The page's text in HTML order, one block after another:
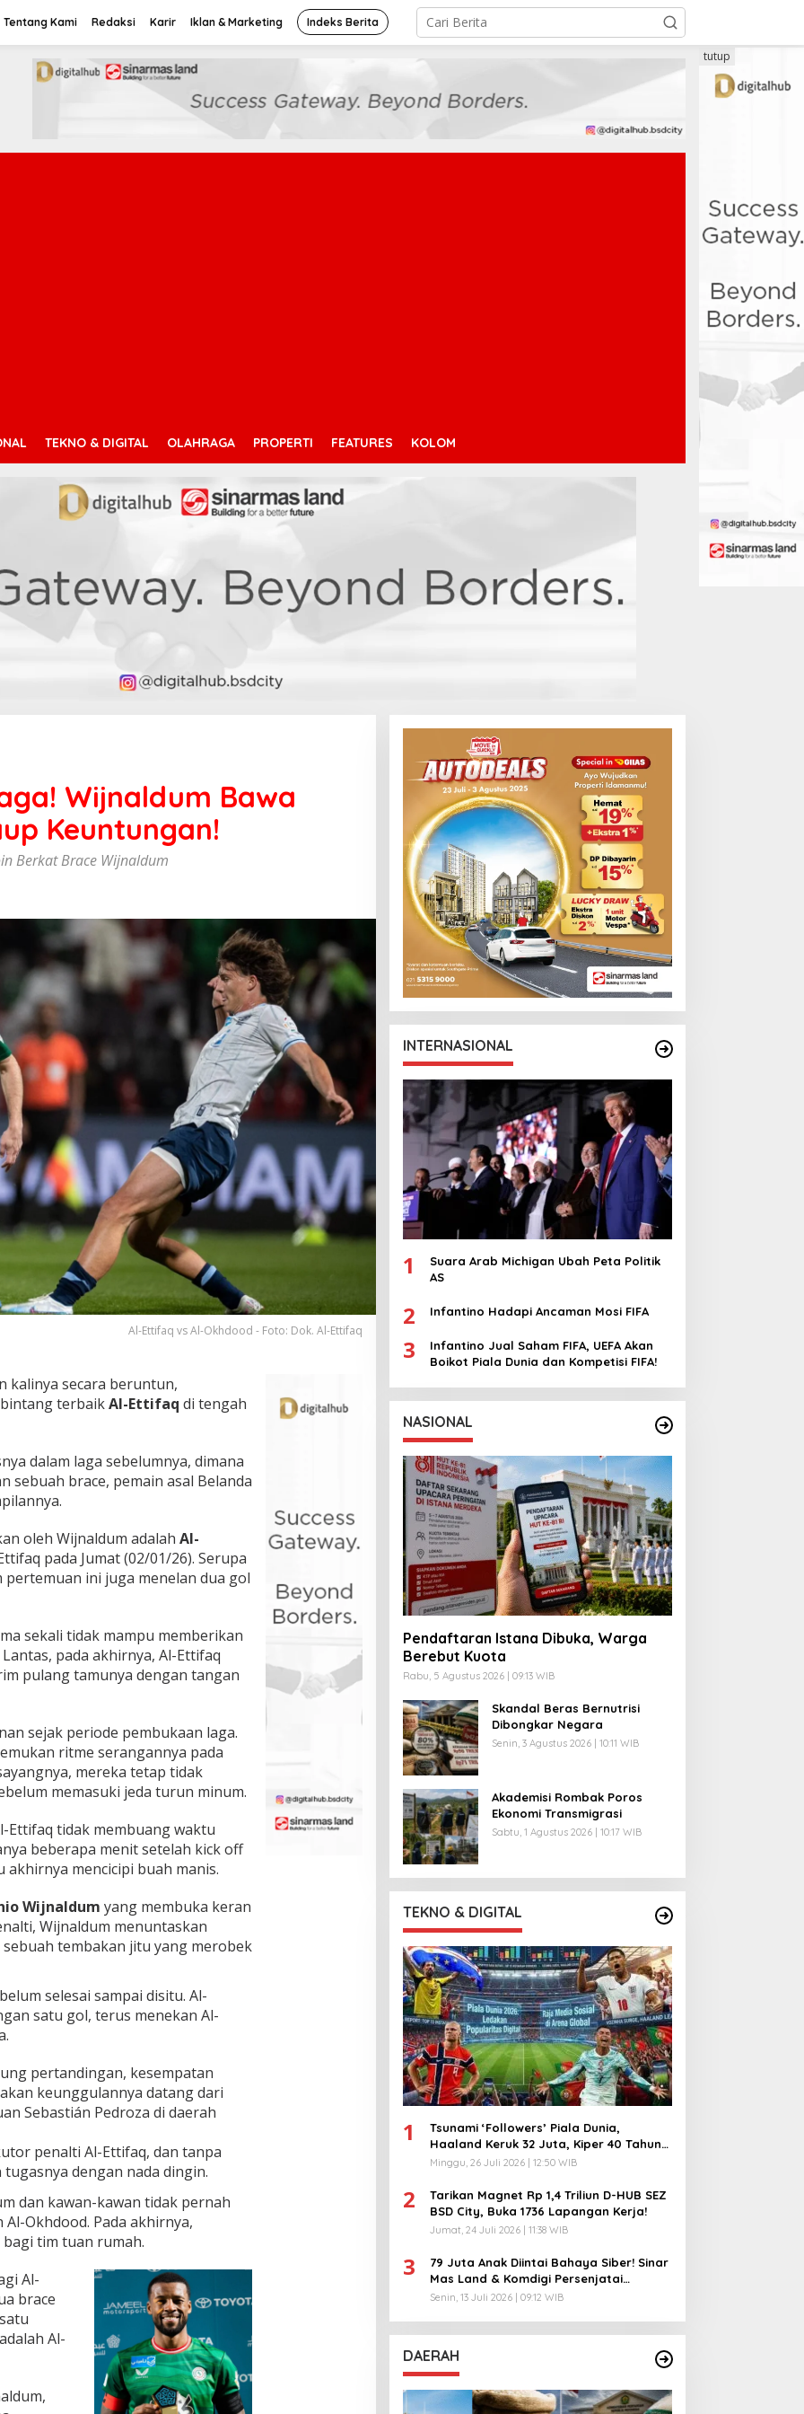
Tentang Kami Redaksi Karir Iklan & Marketing Indeks Berita
TEKNO & DIGITAL OLAHRAGA PROPERTI FEATURES KOLOM
tutup
Wijnaldum Bawa
Keuntungan!
Berkat Brace Wijnaldum
Al-Ettifaq vs Al-Okhdood - Foto: Dok. Al-Ettifaq
kalinya secara beruntun,
terbaikAl-Ettifaq di tengah
dalam laga sebelumnya, dimana
sebuah brace, pemain asal Belanda
oleh Wijnaldum adalah Al-
pada Jumat (02/01/26). Serupa
ini juga menelan dua gol
sekali tidak mampu memberikan
pada akhirnya, Al-Ettifaq
pulang tamunya dengan tangan
sejak periode pembukaan laga.
ritme serangannya pada
mereka tetap tidak
memasuki jeda turun minum.
Ettifaq tidak membuang waktu
beberapa menit setelah kick off
mencicipi buah manis.
Wijnaldum yang membuka keran
Wijnaldum menuntaskan
tembakan jitu yang merobek
selesai sampai disitu. Al-
satu gol, terus menekan Al-
pertandingan, kesempatan
keunggulannya datang dari
Sebastián Pedroza di daerah
penalti Al-Ettifaq, dan tanpa
dengan nada dingin.
dan kawan-kawan tidak pernah
Okhdood. Pada akhirnya,
tim tuan rumah.
Al-
brace
Al-
INTERNASIONAL
1
Suara Arab Michigan Ubah Peta Politik
AS
2 Infantino Hadapi Ancaman Mosi FIFA
3
Infantino Jual Saham FIFA, UEFA Akan
Boikot Piala Dunia dan Kompetisi FIFA!
NASIONAL
Pendaftaran Istana Dibuka, Warga
Berebut Kuota
Rabu, 5 Agustus 2026 | 09:13 WIB
Skandal Beras Bernutrisi
Dibongkar Negara
Senin, 3 Agustus 2026 | 10:11 WIB
Akademisi Rombak Poros
Ekonomi Transmigrasi
Sabtu, 1 Agustus 2026 | 10:17 WIB
TEKNO & DIGITAL
1
Tsunami ‘Followers’ Piala Dunia,
Haaland Keruk 32 Juta, Kiper 40 Tahun
Bikin Geger!
Minggu, 26 Juli 2026 | 12:50 WIB
2
Tarikan Magnet Rp 1,4 Triliun D-HUB SEZ
BSD City, Buka 1736 Lapangan Kerja!
Jumat, 24 Juli 2026 | 11:38 WIB
3
79 Juta Anak Diintai Bahaya Siber! Sinar
Mas Land & Komdigi Persenjatai
Ratusan Guru!
Senin, 13 Juli 2026 | 09:12 WIB
DAERAH